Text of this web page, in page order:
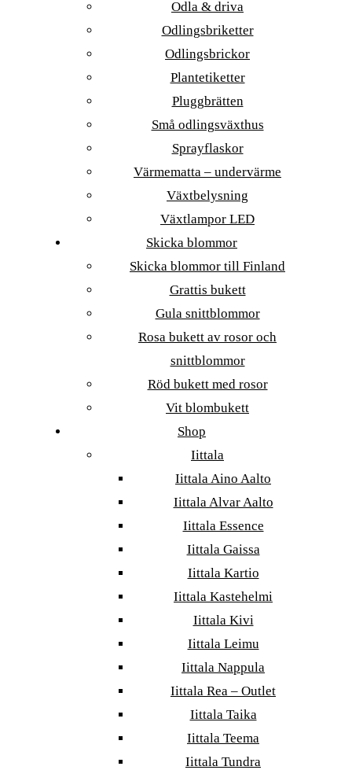
Odla & driva
Odlingsbriketter
Odlingsbrickor
Plantetiketter
Pluggbrätten
Små odlingsväxthus
Sprayflaskor
Värmematta – undervärme
Växtbelysning
Växtlampor LED
Skicka blommor
Skicka blommor till Finland
Grattis bukett
Gula snittblommor
Rosa bukett av rosor och
snittblommor
Röd bukett med rosor
Vit blombukett
Shop
Iittala
Iittala Aino Aalto
Iittala Alvar Aalto
Iittala Essence
Iittala Gaissa
Iittala Kartio
Iittala Kastehelmi
Iittala Kivi
Iittala Leimu
Iittala Nappula
Iittala Rea – Outlet
Iittala Taika
Iittala Teema
Iittala Tundra